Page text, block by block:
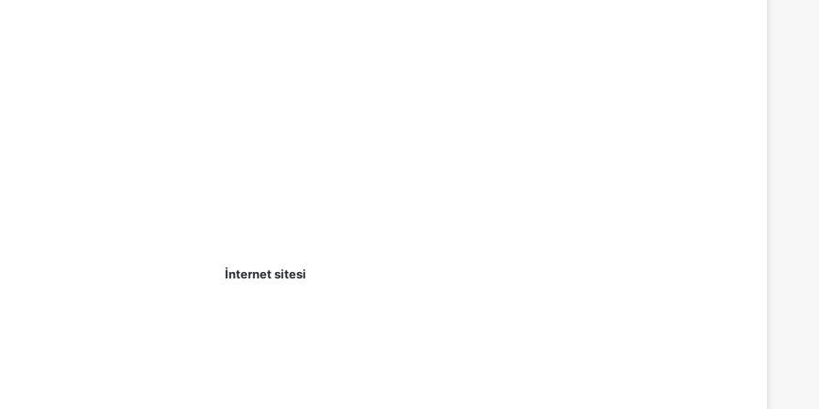
İnternet sitesi